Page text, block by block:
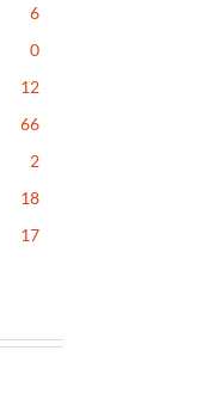
6
0
12
66
2
18
17